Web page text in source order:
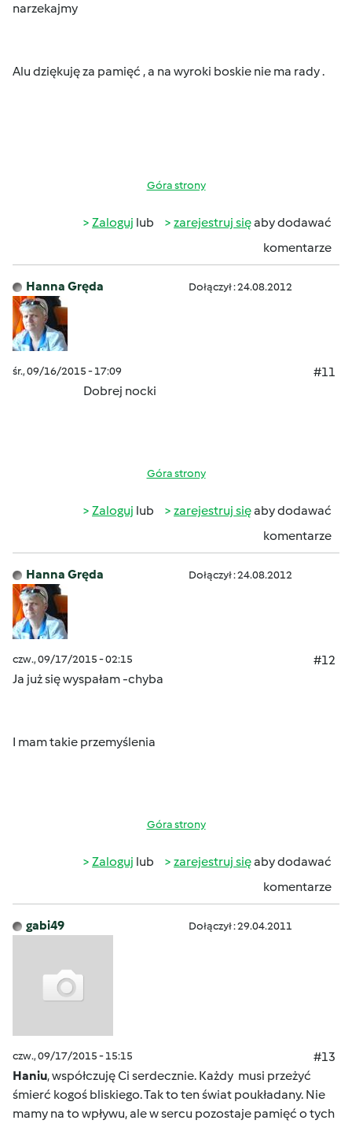
narzekajmy
Alu dziękuję za pamięć , a na wyroki boskie nie ma rady .
Góra strony
Zaloguj lub zarejestruj sięaby dodawać
komentarze
Hanna Gręda Dołączył : 24.08.2012
śr., 09/16/2015 - 17:09
#11
Dobrej nocki
Góra strony
Zaloguj lub zarejestruj sięaby dodawać
komentarze
Hanna Gręda Dołączył : 24.08.2012
czw., 09/17/2015 - 02:15
#12
Ja już się wyspałam -chyba
I mam takie przemyślenia
Góra strony
Zaloguj lub zarejestruj sięaby dodawać
komentarze
gabi49 Dołączył : 29.04.2011
czw., 09/17/2015 - 15:15
#13
Haniu, współczuję Ci serdecznie. Każdy musi przeżyć
śmierć kogoś bliskiego. Tak to ten świat poukładany. Nie
mamy na to wpływu, ale w sercu pozostaje pamięć o tych